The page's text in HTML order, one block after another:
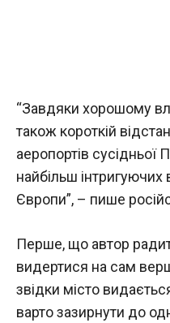
“Завдяки хорошому
також короткій
аеропортів сусідньої
найбільш інтригуючих
Європи”, – пише
Перше, що автор
видертися на сам
звідки місто
варто зазирнути до